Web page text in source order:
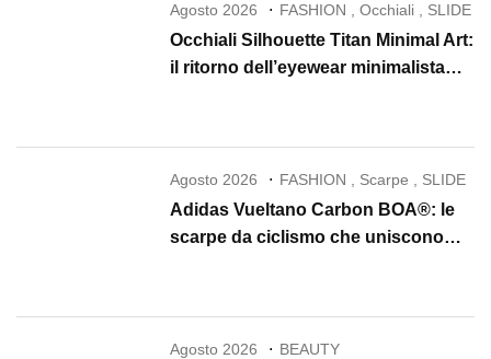
Agosto 2026 FASHION ,Occhiali , SLIDE
Occhiali Silhouette Titan Minimal Art:
il ritorno dell’eyewear minimalista
Agosto 2026 FASHION Scarpe SLIDE
Adidas Vueltano Carbon BOA®: le
scarpe da ciclismo che uniscono
Agosto 2026 BEAUTY